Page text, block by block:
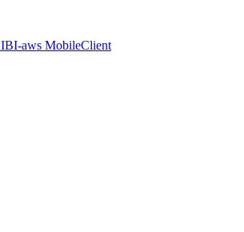
IBI-aws MobileClient